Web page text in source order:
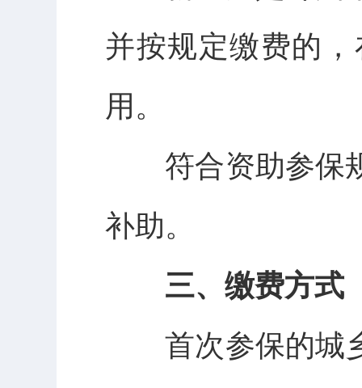
并按规定缴费的
用。
符合资助参保规
补助。
三、缴费方式
首次参保的城乡